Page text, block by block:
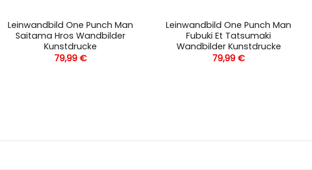
Leinwandbild One Punch Man
Saitama Hros Wandbilder
Kunstdrucke
79,99 €
Leinwandbild One Punch Man
Fubuki Et Tatsumaki
Wandbilder Kunstdrucke
79,99€